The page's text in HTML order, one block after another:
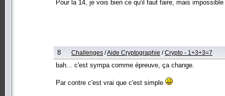
Pour la 14, je vois bien ce qu'il faut faire, mais
8 Challenges /Aide Cryptographie /Crypto - 1+3+3=7
bah... c'est sympa comme épreuve, ça change.
Par contre c'est vrai que c'est simple